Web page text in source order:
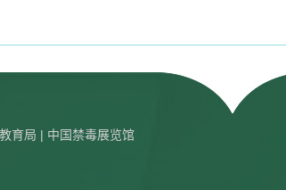
育局 | 中国禁毒展览馆